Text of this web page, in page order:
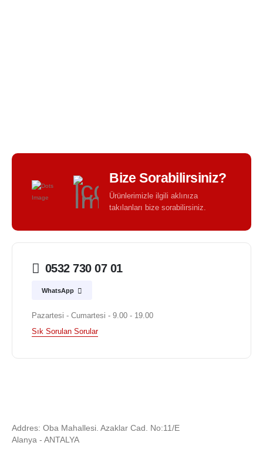
Bize Sorabilirsiniz?
Ürünlerimizle ilgili aklınıza
takılanları bize sorabilirsiniz.
0532 730 07 01
WhatsApp
Pazartesi - Cumartesi - 9.00 - 19.00
Sık Sorulan Sorular
Addres: Oba Mahallesi. Azaklar Cad. No:11/E
Alanya - ANTALYA